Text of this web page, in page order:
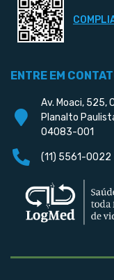
ENTRE EM
Av. Moaci, 525,
Planalto
04083-001
(11) 5561-0022